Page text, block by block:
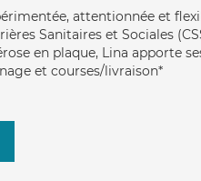
, attentionnée et
Sanitaires et Sociales
en plaque, Lina apporte
et courses/livraison*